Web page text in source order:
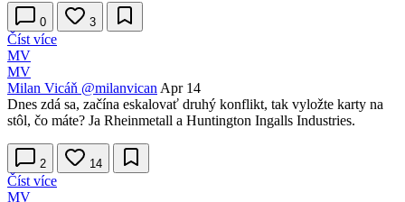
0 3
Číst více
MV
MV
Milan Vicáň @milanvican Apr 14
Dnes zdá sa, začína eskalovať druhý konflikt, tak vyložte karty na
stôl, čo máte? Ja Rheinmetall a Huntington Ingalls Industries.
2 14
Číst více
MV